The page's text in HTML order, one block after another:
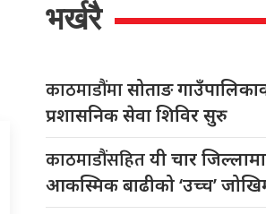
भर्खरै
काठमाडौंमासोताङ
प्रशासनिक सेवा शिविर सुरु
काठमाडौंसहितयी चार
आकस्मिक बाढीको ‘उच्च’